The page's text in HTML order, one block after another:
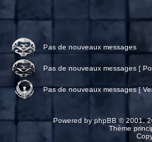
Pas de nouveaux messages
Pas de nouveaux messages [
Pas de nouveaux messages [
Powered byphpBB© 2001,
Thème